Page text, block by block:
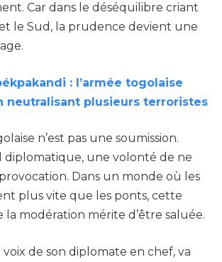
Car dans le déséquilibre criant
le Sud, la prudence devient une
: l’armée togolaise
neutralisant plusieurs terroristes
n’est pas une soumission.
diplomatique, une volonté de ne
Dans un monde où les
plus vite que les ponts, cette
modération mérite d’être saluée.
voix de son diplomate en chef, va